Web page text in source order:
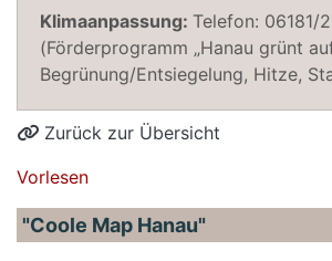
Vorlesen
"Coole Map Hanau"
Klimaanpassung: Telefon: 06181/
(Förderprogramm „Hanau grünt
Begrünung/Entsiegelung, Hitze,
Zurück zur Übersicht